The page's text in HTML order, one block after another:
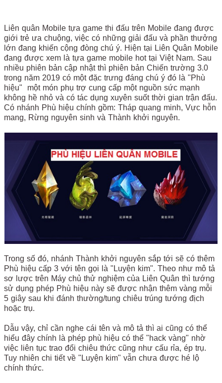
Liên quân Mobile tựa game thi đấu trên Mobile đang được
giới trẻ ưa chuộng, việc có những giải đấu và phần thưởng
lớn đang khiến cộng đòng chú ý. Hiện tại Liên Quân Mobile
đang được xem là tựa game mobile hot tại Việt Nam. Sau
nhiều phiên bản cập nhật thì phiên bản Chiến trường 3.0
trong năm 2019 có một đặc trưng đáng chú ý đó là "Phù
hiệu" một món phụ trợ cung cấp một nguồn sức mạnh
không hề nhỏ và có tác dụng xuyên suốt thời gian trận đấu.
Có nhánh Phù hiệu chính gồm: Tháp quang minh, Vực hỗn
mang, Rừng nguyên sinh và Thành khởi nguyên.
Trong số đó, nhánh Thành khởi nguyên sắp tới sẽ có thêm
Phù hiệu cấp 3 với tên gọi là "Luyện kim". Theo như mô tả
sơ lược trên Máy chủ thử nghiệm của Liên Quân thì tướng
sử dụng phép Phù hiệu này sẽ được nhận thêm vàng mỗi
5 giây sau khi đánh thường/tung chiêu trúng tướng địch
hoặc trụ.
Dẫu vậy, chỉ cần nghe cái tên và mô tả thì ai cũng có thể
hiểu đây chính là phép phù hiệu có thể "hack vàng" nhờ
việc liên tục trao đổi chiêu thức cũng như cấu rỉa, ép trụ.
Tuy nhiên chi tiết về "Luyện kim" vẫn chưa được hé lộ
chính thức.